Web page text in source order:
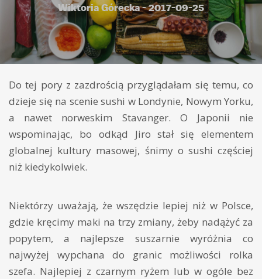
Wiktoria Górecka - 2017-09-25
Do tej pory z zazdrością przyglądałam się temu, co
dzieje się na scenie sushi w Londynie, Nowym Yorku,
a nawet norweskim Stavanger. O Japonii nie
wspominając, bo odkąd Jiro stał się elementem
globalnej kultury masowej, śnimy o sushi częściej
niż kiedykolwiek.
Niektórzy uważają, że wszędzie lepiej niż w Polsce,
gdzie kręcimy maki na trzy zmiany, żeby nadążyć za
popytem, a najlepsze suszarnie wyróżnia co
najwyżej wypchana do granic możliwości rolka
szefa. Najlepiej z czarnym ryżem lub w ogóle bez